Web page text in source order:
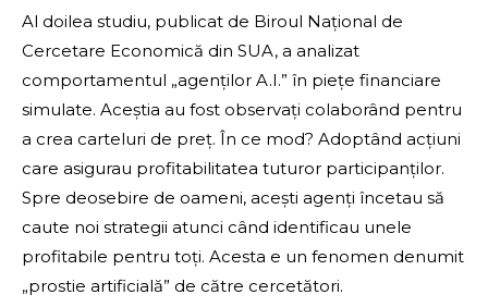
Al doilea studiu, publicat de Biroul Național de
Cercetare Economică din SUA, a analizat
comportamentul „agenților A.I.” în piețe financiare
simulate. Aceștia au fost observați colaborând pentru
a crea carteluri de preț. În ce mod? Adoptând acțiuni
care asigurau profitabilitatea tuturor participanților.
Spre deosebire de oameni, acești agenți încetau să
caute noi strategii atunci când identificau unele
profitabile pentru toți. Acesta e un fenomen denumit
„prostie artificială” de către cercetători.